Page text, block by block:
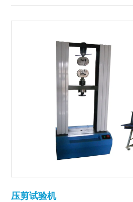
压剪试验机